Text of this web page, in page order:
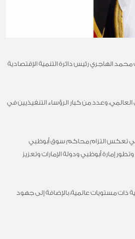
الهاجري رئيس دائرة التنمية الإقتصادية
وعدد من كبار الرؤساء التنفيذيين في
تعكس التزام محاكم سوق أبوظبي
إمارة أبوظبي ودولة الإمارات وتعزيز
مستويات عالمية، بالإضافة إلى جهود